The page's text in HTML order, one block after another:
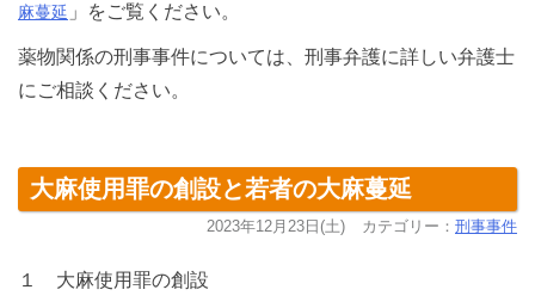
麻蔓延 」をご覧ください。
薬物関係の刑事事件については、刑事弁護に詳しい弁護士
にご相談ください。
大麻使用罪の創設と若者の大麻蔓延
2023年12月23日(土) カテゴリー： 刑事事件
１ 大麻使用罪の創設